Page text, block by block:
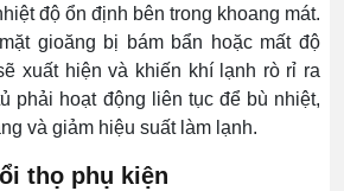
độ ổn định bên trong khoang mát.
gioăng bị bám bẩn hoặc mất độ
xuất hiện và khiến khí lạnh rò rỉ ra
phải hoạt động liên tục để bù nhiệt,
và giảm hiệu suất làm lạnh.
thọ phụ kiện